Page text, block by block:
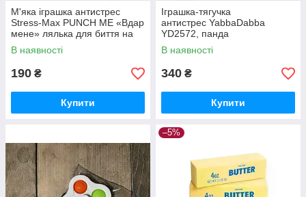
М'яка іграшка антистрес
Stress-Max PUNCH ME «Вдар
мене» лялька для биття на
присосках зі звуковими
ефектами
В наявності
190 ₴
Купити
Іграшка-тягучка
антистрес YabbaDabba
YD2572, панда
В наявності
340 ₴
Купити
–5%